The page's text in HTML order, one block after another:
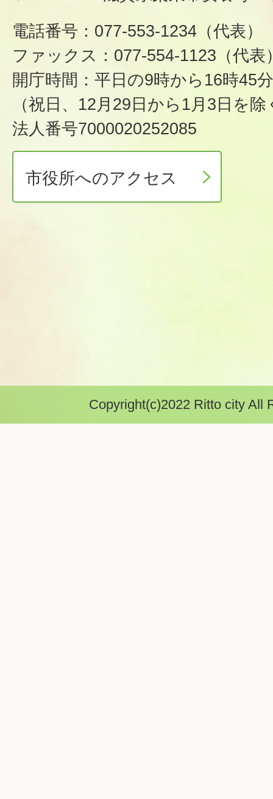
電話番号：077-553-1234（代表）
ファックス：077-554-1123（代表
開庁時間：平日の9時から16時45分
（祝日、12月29日から1月3日を除
法人番号7000020252085
市役所へのアクセス
Copyright(c)2022 Ritto city All